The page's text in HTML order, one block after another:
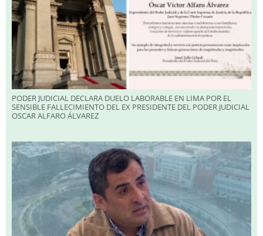
PODER JUDICIAL DECLARA DUELO LABORABLE EN LIMA POR EL
SENSIBLE FALLECIMIENTO DEL EX PRESIDENTE DEL PODER JUDICIAL
OSCAR ALFARO ÁLVAREZ